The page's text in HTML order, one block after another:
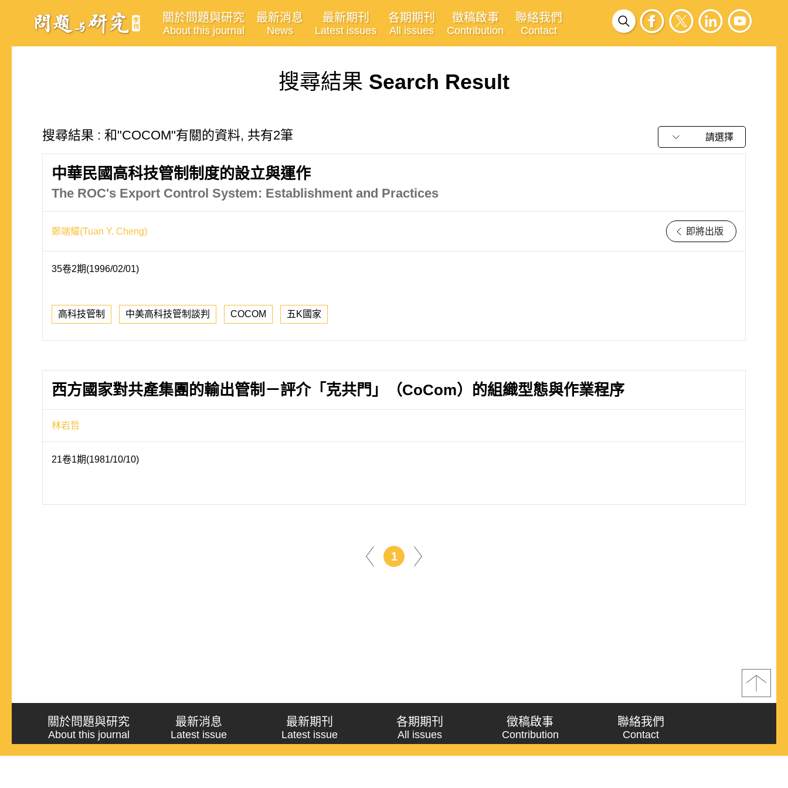
關於問題與研究
About this journal
最新消息
News
最新期刊
Latest issues
各期期刊
All issues
徵稿啟事
Contribution
聯絡我們
Contact
搜尋結果 Search Result
搜尋結果 : 和"COCOM"有關的資料, 共有2筆 請選擇
中華民國高科技管制制度的設立與運作
The ROC's Export Control System: Establishment and Practices
鄭端耀(Tuan Y. Cheng) 即將出版
35卷2期(1996/02/01)
高科技管制 中美高科技管制談判 COCOM 五K國家
西方國家對共產集團的輸出管制－評介「克共門」（CoCom）的組織型態與作業程序
林岩哲
21卷1期(1981/10/10)
1
關於問題與研究
About this journal
最新消息
Latest issue
最新期刊
Latest issue
各期期刊
All issues
徵稿啟事
Contribution
聯絡我們
Contact